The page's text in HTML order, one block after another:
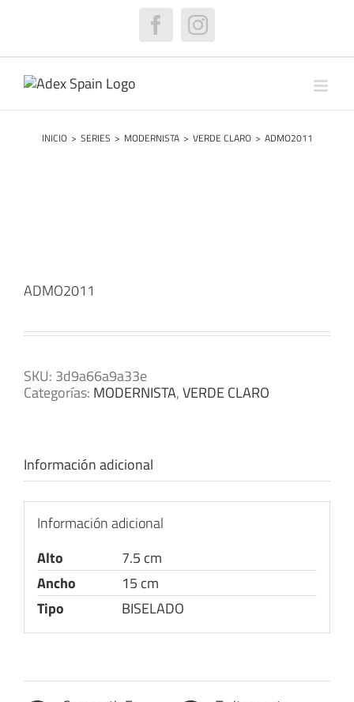
FacebookInstagram
INICIO > SERIES > MODERNISTA > VERDE CLARO > ADMO2011
ADMO2011
SKU: 3d9a66a9a33e
Categorías: MODERNISTA,VERDE CLARO
Información adicional
Información adicional
Alto
7.5 cm
Ancho
15 cm
Tipo
BISELADO